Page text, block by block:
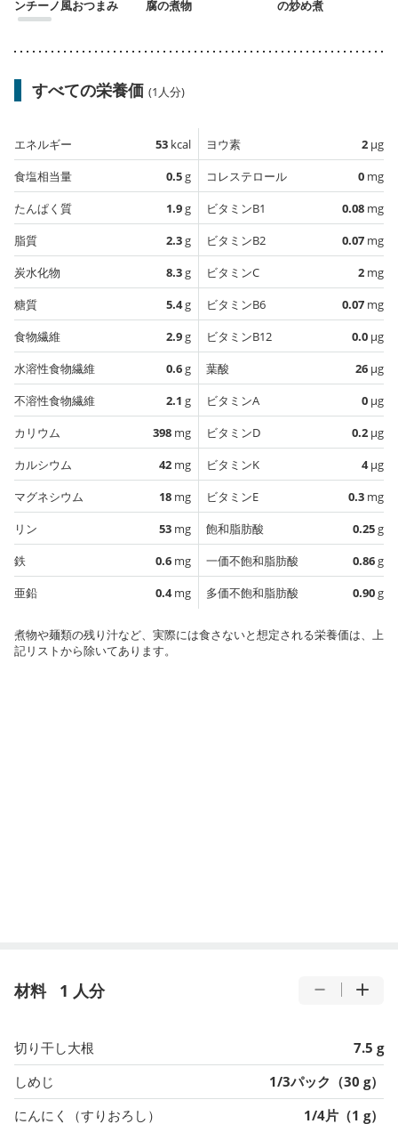
ンチーノ風おつまみ
腐の煮物
の炒め煮
すべての栄養価 (1人分)
エネルギー 53 kcal
食塩相当量
0.5g
たんぱく質
1.9g
脂質
2.3g
炭水化物
8.3g
糖質
5.4g
食物繊維
2.9g
水溶性食物繊維
0.6g
不溶性食物繊維
2.1 g
カリウム
398 mg
カルシウム
42 mg
マグネシウム
18 mg
リン
53 mg
鉄
0.6 mg
亜鉛
0.4mg
ヨウ素 2 µg
コレステロール
0 mg
ビタミンB1
0.08 mg
ビタミンB2
0.07 mg
ビタミンC
2 mg
ビタミンB6
0.07 mg
ビタミンB12
0.0 µg
葉酸
26 µg
ビタミンA
0 µg
ビタミンD
0.2 µg
ビタミンK
4µg
ビタミンE
0.3 mg
飽和脂肪酸
0.25g
一価不飽和脂肪酸
0.86g
多価不飽和脂肪酸
0.90g
煮物や麺類の残り汁など、実際には食さないと想定される栄養価は、上
記リストから除いてあります。
材料 1 人分
切り干し大根
7.5 g
しめじ
1/3パック（30 g）
にんにく（すりおろし）
1/4片（1 g）